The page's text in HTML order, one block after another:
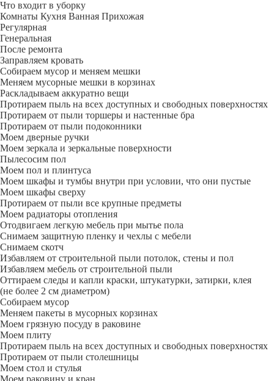
Что входит в уборку
Регу­лярная
Гене­ральная
После ремонта
Заправляем кровать
Собираем мусор и меняем мешки
Меняем мусорные мешки в корзинах
Раскладываем аккуратно вещи
Протираем пыль на всех доступных и свободных поверхностях
Протираем от пыли торшеры и настенные бра
Протираем от пыли подоконники
Моем дверные ручки
Моем зеркала и зеркальные поверхности
Пылесосим пол
Моем пол и плинтуса
Моем шкафы и тумбы внутри при условии, что они пустые
Моем шкафы сверху
Протираем от пыли все крупные предметы
Моем радиаторы отопления
Отодвигаем легкую мебель при мытье пола
Снимаем защитную пленку и чехлы с мебели
Снимаем скотч
Избавляем от строительной пыли потолок, стены и пол
Избавляем мебель от строительной пыли
Оттираем следы и капли краски, штукатурки, затирки, клея
(не более 2 см диаметром)
Собираем мусор
Меняем пакеты в мусорных корзинах
Моем грязную посуду в раковине
Моем плиту
Протираем пыль на всех доступных и свободных поверхностях
Протираем от пыли столешницы
Моем стол и стулья
Моем раковину и кран